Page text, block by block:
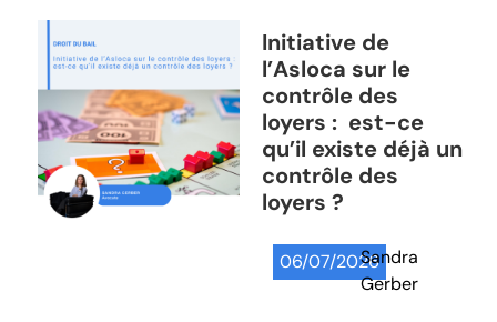
Initiative de
l’Asloca sur le
contrôle des
loyers : est-ce
qu’il existe déjà un
contrôle des
loyers ?
06/07/2026Sandra
Gerber